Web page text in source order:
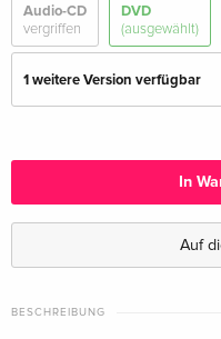
Audio-CD
vergriffen
DVD
(ausgewählt)
1 weitere Version verfügbar
In
Auf
BESCHREIBUNG